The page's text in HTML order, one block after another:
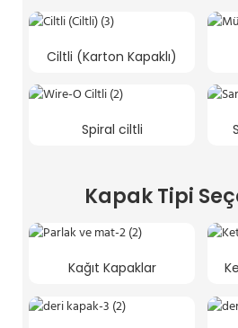
Ciltli (Karton Kapaklı)
Spiral ciltli
Kapak Tipi
Kağıt Kapaklar